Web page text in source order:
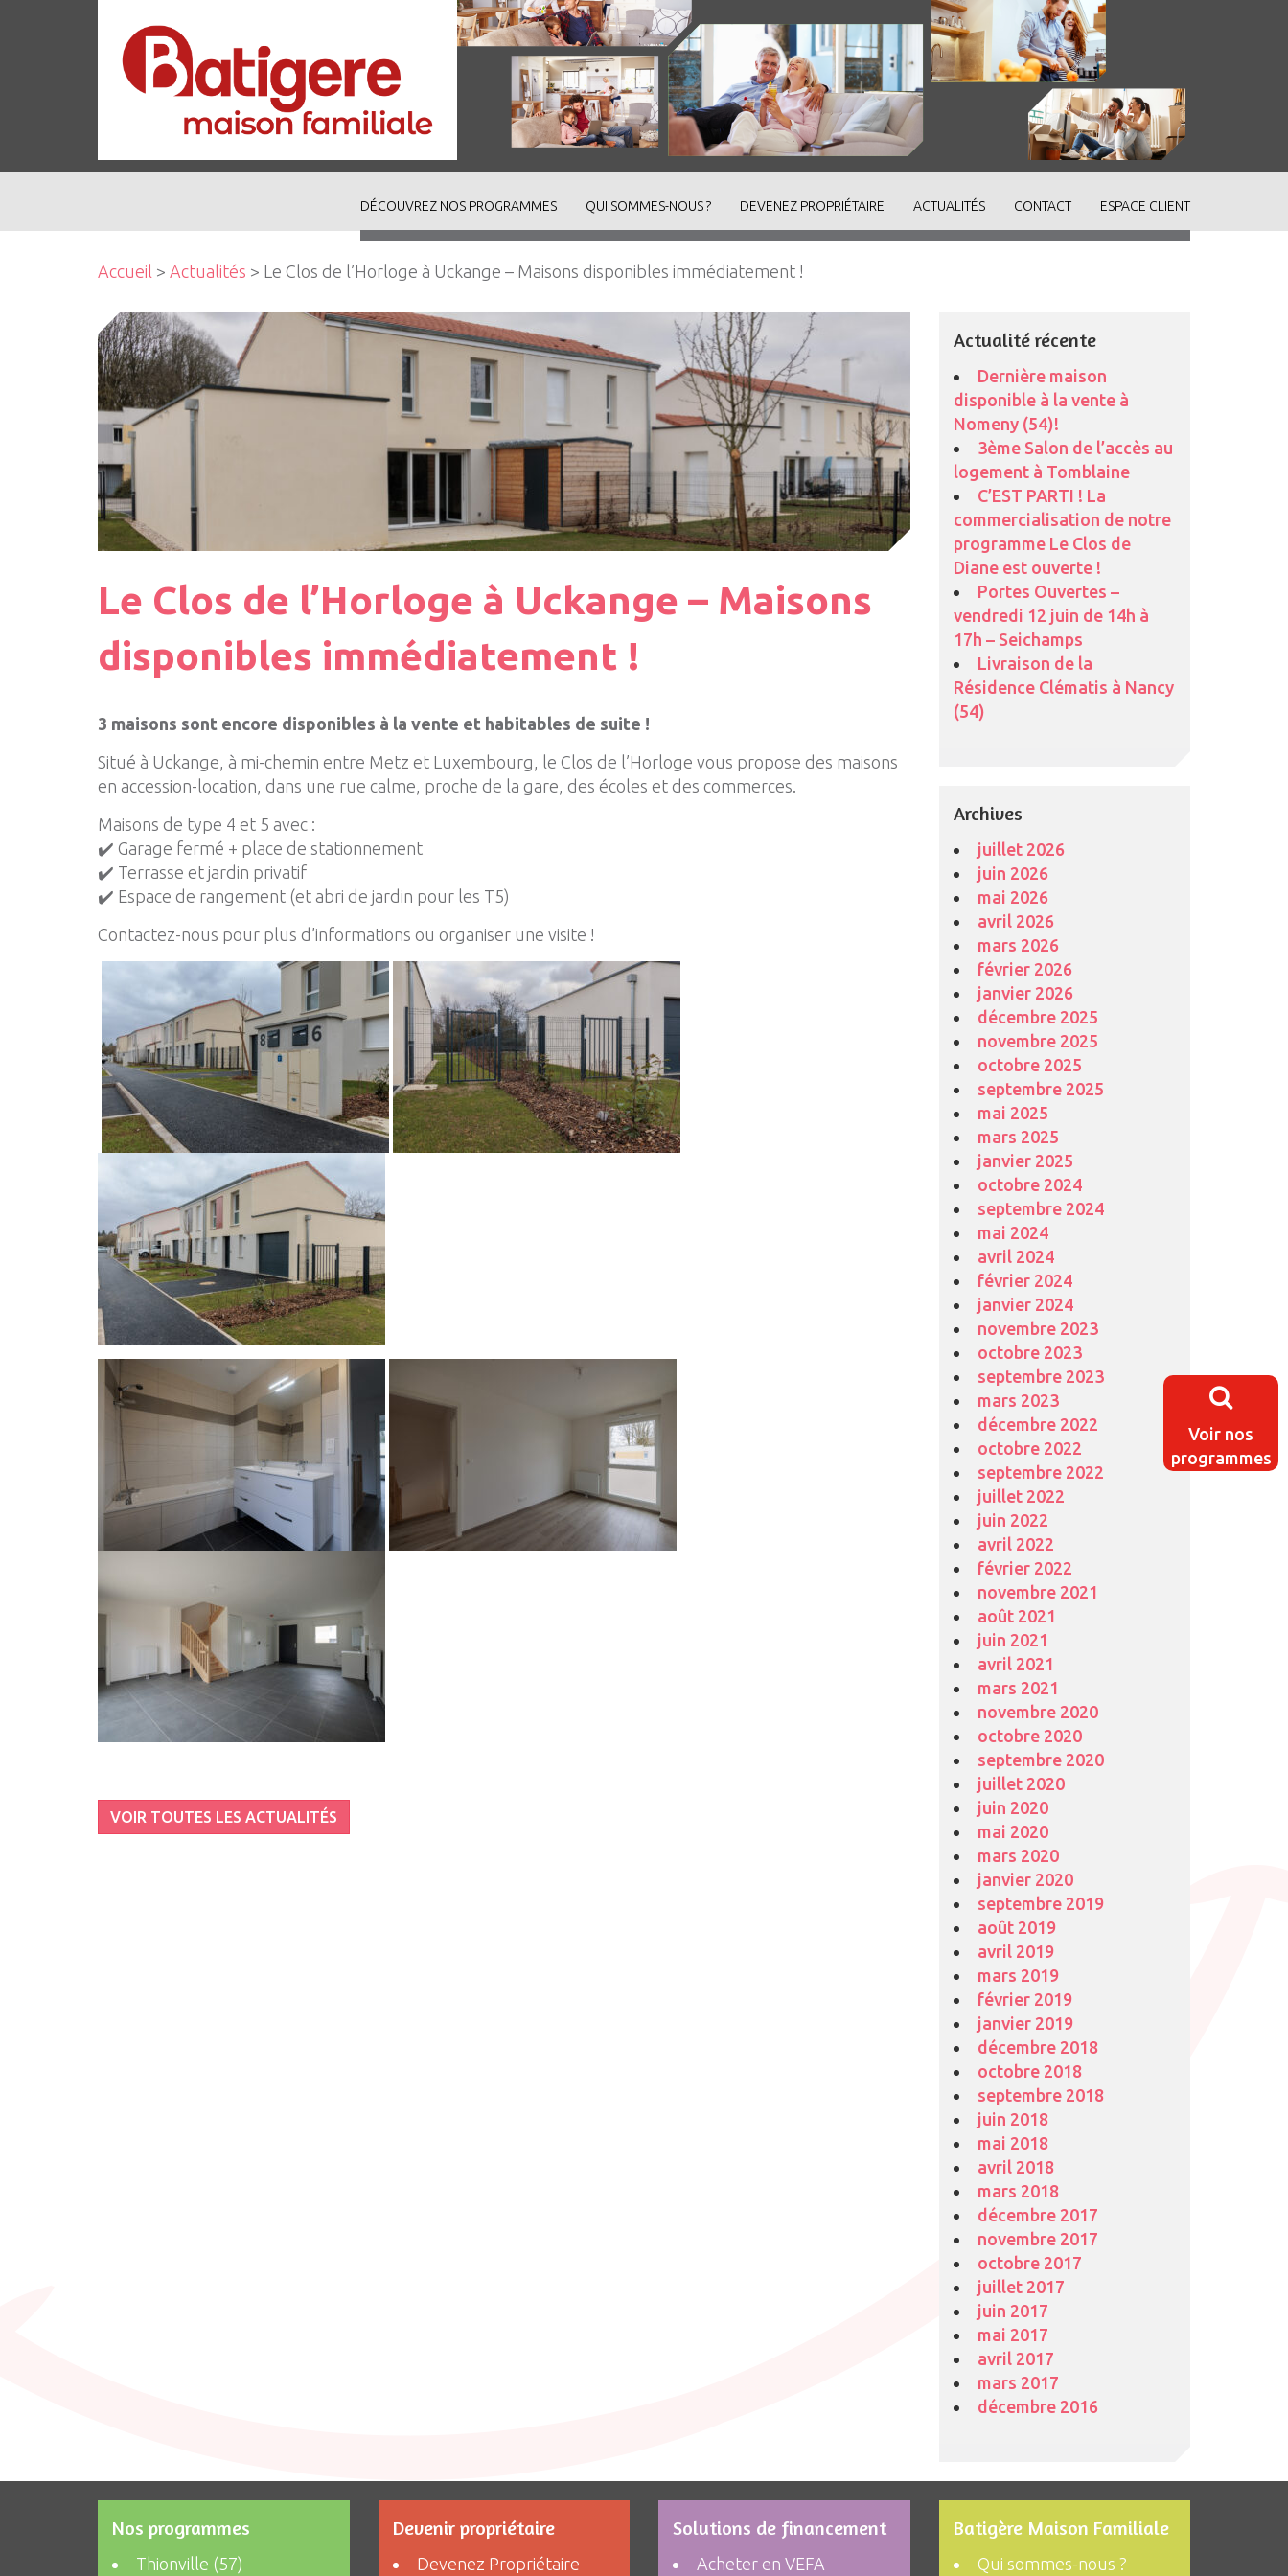
Voir nos
programmes
DÉCOUVREZ NOS PROGRAMMES QUI SOMMES-NOUS ? DEVENEZ PROPRIÉTAIRE ACTUALITÉS CONTACT ESPACE CLIENT
Accueil > Actualités > Le Clos de l’Horloge à Uckange – Maisons disponibles immédiatement !
Le Clos de l’Horloge à Uckange – Maisons
disponibles immédiatement !
3 maisons sont encore disponibles à la vente et habitables de suite !
Situé à Uckange, à mi-chemin entre Metz et Luxembourg, le Clos de l’Horloge vous propose des maisons
en accession-location, dans une rue calme, proche de la gare, des écoles et des commerces.
Maisons de type 4 et 5 avec :
✔️ Garage fermé + place de stationnement
✔️ Terrasse et jardin privatif
✔️ Espace de rangement (et abri de jardin pour les T5)
Contactez-nous pour plus d’informations ou organiser une visite !
VOIR TOUTES LES ACTUALITÉS
Actualité récente
Dernière maison
disponible à la vente à
Nomeny (54)!
3ème Salon de l’accès au
logement à Tomblaine
C’EST PARTI ! La
commercialisation de notre
programme Le Clos de
Diane est ouverte !
Portes Ouvertes –
vendredi 12 juin de 14h à
17h – Seichamps
Livraison de la
Résidence Clématis à Nancy
(54)
Archives
juillet 2026
juin 2026
mai 2026
avril 2026
mars 2026
février 2026
janvier 2026
décembre 2025
novembre 2025
octobre 2025
septembre 2025
mai 2025
mars 2025
janvier 2025
octobre 2024
septembre 2024
mai 2024
avril 2024
février 2024
janvier 2024
novembre 2023
octobre 2023
septembre 2023
mars 2023
décembre 2022
octobre 2022
septembre 2022
juillet 2022
juin 2022
avril 2022
février 2022
novembre 2021
août 2021
juin 2021
avril 2021
mars 2021
novembre 2020
octobre 2020
septembre 2020
juillet 2020
juin 2020
mai 2020
mars 2020
janvier 2020
septembre 2019
août 2019
avril 2019
mars 2019
février 2019
janvier 2019
décembre 2018
octobre 2018
septembre 2018
juin 2018
mai 2018
avril 2018
mars 2018
décembre 2017
novembre 2017
octobre 2017
juillet 2017
juin 2017
mai 2017
avril 2017
mars 2017
décembre 2016
Nos programmes
Thionville (57)
Devenir propriétaire
Devenez Propriétaire
Solutions de financement
Acheter en VEFA
Batigère Maison Familiale
Qui sommes-nous ?